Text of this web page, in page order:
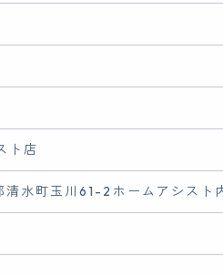
ト店
水町玉川61-2ホームアシスト